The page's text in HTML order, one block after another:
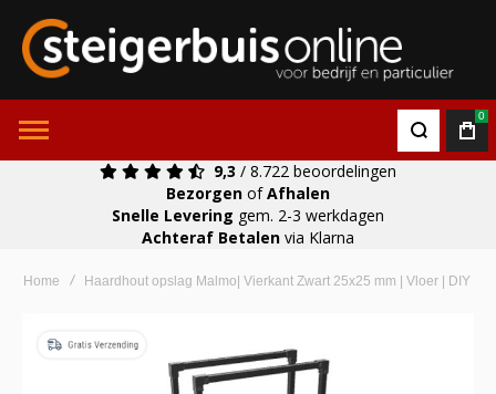
0
9,3 / 8.722 beoordelingen
Bezorgen ofAfhalen
Snelle Levering gem. 2-3 werkdagen
Achteraf Betalen via Klarna
Home Haardhout opslag Malmo| Vierkant Zwart 25x25 mm | Vloer | DIY
naar